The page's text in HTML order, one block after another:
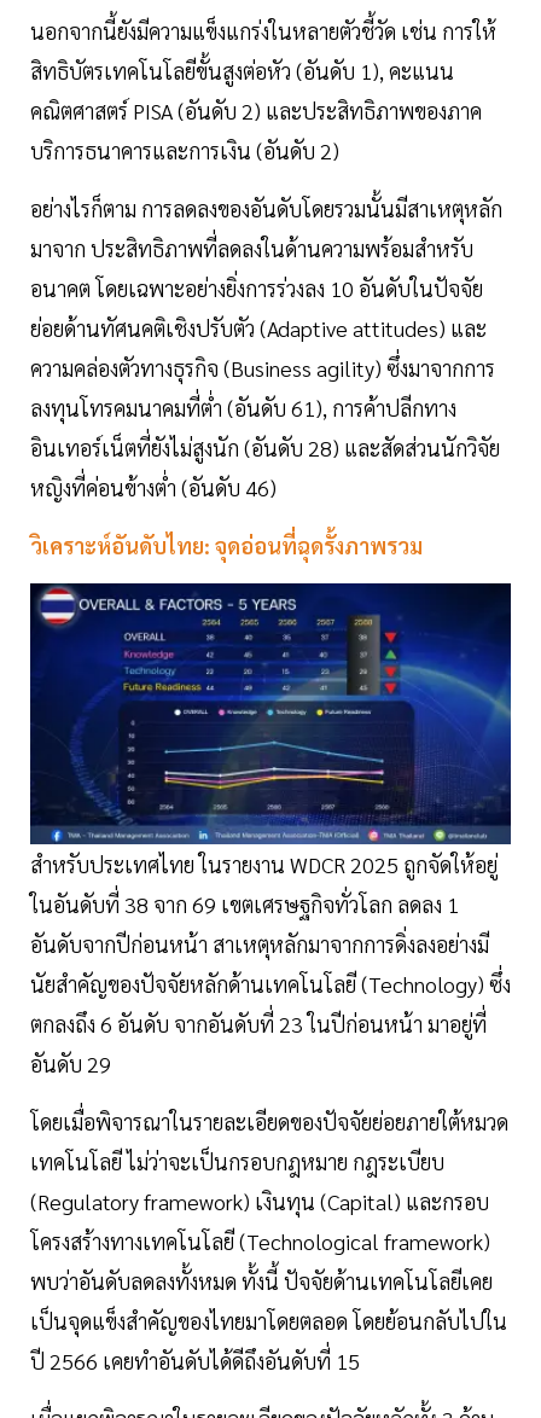
นอกจากนี้ยังมีความแข็งแกร่งในหลายตัวชี้วัด เช่น การให้
สิทธิบัตรเทคโนโลยีขั้นสูงต่อหัว (อันดับ 1), คะแนน
คณิตศาสตร์ PISA (อันดับ 2) และประสิทธิภาพของภาค
บริการธนาคารและการเงิน (อันดับ 2)
อย่างไรก็ตาม การลดลงของอันดับโดยรวมนั้นมีสาเหตุหลัก
มาจาก ประสิทธิภาพที่ลดลงในด้านความพร้อมสำหรับ
อนาคต โดยเฉพาะอย่างยิ่งการร่วงลง 10 อันดับในปัจจัย
ย่อยด้านทัศนคติเชิงปรับตัว (Adaptive attitudes) และ
ความคล่องตัวทางธุรกิจ (Business agility) ซึ่งมาจากการ
ลงทุนโทรคมนาคมที่ต่ำ (อันดับ 61), การค้าปลีกทาง
อินเทอร์เน็ตที่ยังไม่สูงนัก (อันดับ 28) และสัดส่วนนักวิจัย
หญิงที่ค่อนข้างต่ำ (อันดับ 46)
วิเคราะห์อันดับไทย: จุดอ่อนที่ฉุดรั้งภาพรวม
สำหรับประเทศไทย ในรายงาน WDCR 2025 ถูกจัดให้อยู่
ในอันดับที่ 38 จาก 69 เขตเศรษฐกิจทั่วโลก ลดลง 1
อันดับจากปีก่อนหน้า สาเหตุหลักมาจากการดิ่งลงอย่างมี
นัยสำคัญของปัจจัยหลักด้านเทคโนโลยี (Technology) ซึ่ง
ตกลงถึง 6 อันดับ จากอันดับที่ 23 ในปีก่อนหน้า มาอยู่ที่
อันดับ 29
โดยเมื่อพิจารณาในรายละเอียดของปัจจัยย่อยภายใต้หมวด
เทคโนโลยี ไม่ว่าจะเป็นกรอบกฎหมาย กฎระเบียบ
(Regulatory framework) เงินทุน (Capital) และกรอบ
โครงสร้างทางเทคโนโลยี (Technological framework)
พบว่าอันดับลดลงทั้งหมด ทั้งนี้ ปัจจัยด้านเทคโนโลยีเคย
เป็นจุดแข็งสำคัญของไทยมาโดยตลอด โดยย้อนกลับไปใน
ปี 2566 เคยทำอันดับได้ดีถึงอันดับที่ 15